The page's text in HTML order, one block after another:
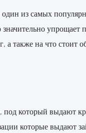
из самых
значительно
а также на что стоит
который выдают
которые выдают